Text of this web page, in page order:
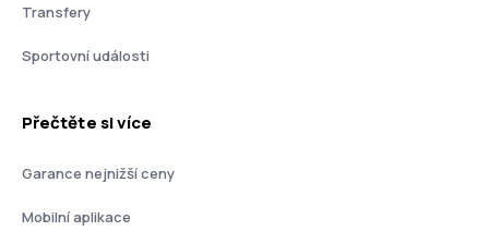
Transfery
Sportovní události
Přečtěte si více
Garance nejnižší ceny
Mobilní aplikace